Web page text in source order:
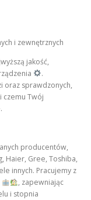
i zewnętrznych
jakość,
.
oraz sprawdzonych,
czemu Twój
producentów,
Haier, Gree, Toshiba,
innych. Pracujemy z
, zapewniając
i stopnia